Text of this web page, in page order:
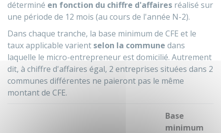
déterminé en fonction du chiffre d'affaires réalisé sur
une période de 12 mois (au cours de l'année N-2).
Dans chaque tranche, la base minimum de CFE et le
taux applicable varient selon la commune dans
laquelle le micro-entrepreneur est domicilié. Autrement
dit, à chiffre d'affaires égal, 2 entreprises situées dans 2
communes différentes ne paieront pas le même
montant de CFE.
Base
minimum